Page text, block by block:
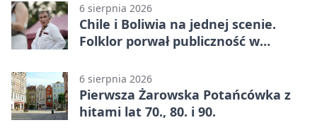
6 sierpnia 2026
Chile i Boliwia na jednej scenie.
Folklor porwał publiczność w
6 sierpnia 2026
Pierwsza Żarowska Potańcówka z
hitami lat 70., 80. i 90.